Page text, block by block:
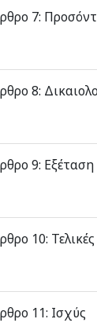
7:
8:
9:
10: Τελικές
11: Ισχύς